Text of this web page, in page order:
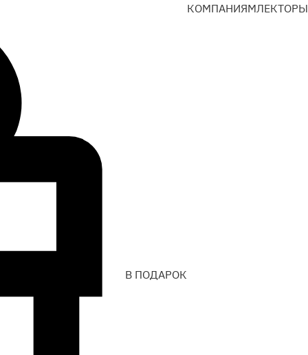
В ПОДАРОК
КОМПАНИЯМЛЕКТОРЫ